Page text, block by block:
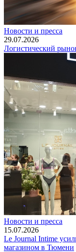
Новости и пресса
29.07.2026
Логистический
Новости и пресса
15.07.2026
Le Journal Intime
магазином в Тюмени